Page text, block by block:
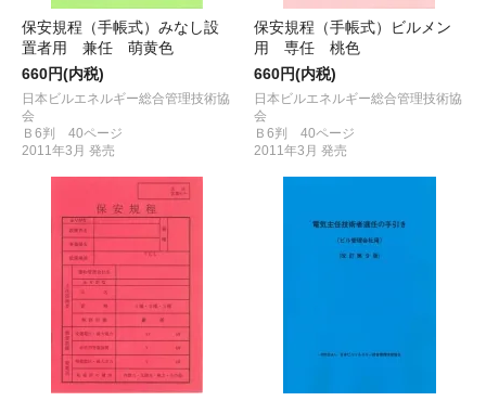
保安規程（手帳式）みなし設
置者用 兼任 萌黄色
660円(内税)
日本ビルエネルギー総合管理技術協
会
Ｂ6判 40ページ
2011年3月 発売
保安規程（手帳式）ビルメン
用 専任 桃色
660円(内税)
日本ビルエネルギー総合管理技術協
会
Ｂ6判 40ページ
2011年3月 発売